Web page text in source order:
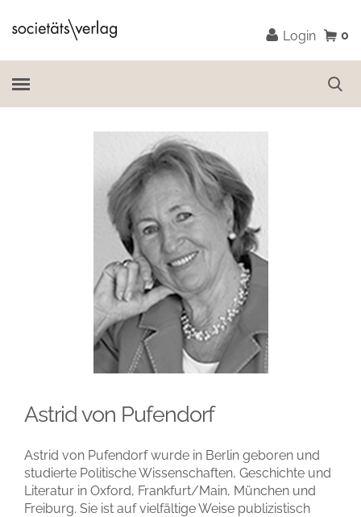
Login 0
Astrid von Pufendorf
Astrid von Pufendorf wurde in Berlin geboren und
studierte Politische Wissenschaften, Geschichte und
Literatur in Oxford, Frankfurt/Main, München und
Freiburg. Sie ist auf vielfältige Weise publizistisch